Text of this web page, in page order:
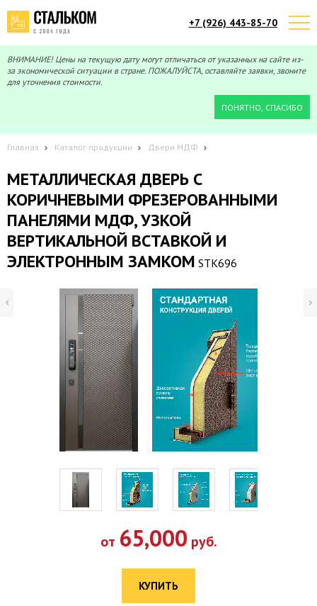
+7 (926) 443-85-70
ВНИМАНИЕ! Цены на текущую дату могут отличаться от указанных на сайте из-
за экономической ситуации в стране. ПОЖАЛУЙСТА, оставляйте заявки, звоните
для уточнения стоимости.
ПОНЯТНО, СПАСИБО
Главная Каталог продукции Двери МДФ
МЕТАЛЛИЧЕСКАЯ ДВЕРЬ С
КОРИЧНЕВЫМИ ФРЕЗЕРОВАННЫМИ
ПАНЕЛЯМИ МДФ, УЗКОЙ
ВЕРТИКАЛЬНОЙ ВСТАВКОЙ И
ЭЛЕКТРОННЫМ ЗАМКОМ STK696
от 65,000 руб.
КУПИТЬ
Telegram
Max